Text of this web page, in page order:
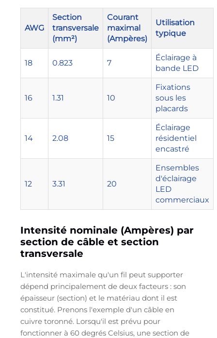
AWG
Section
transversale
(mm²)
Courant
maximal
(Ampères)
Utilisation
typique
18 0.823 7
Éclairage à
bande LED
16 1.31 10
Fixations
sous les
placards
14 2.08 15
Éclairage
résidentiel
encastré
12 3.31 20
Ensembles
d'éclairage
LED
commerciaux
Intensité nominale (Ampères) par
section de câble et section
transversale
L'intensité maximale qu'un fil peut supporter
dépend principalement de deux facteurs : son
épaisseur (section) et le matériau dont il est
constitué. Prenons l'exemple d'un câble en
cuivre toronné. Lorsqu'il est prévu pour
fonctionner à 60 degrés Celsius, une section de